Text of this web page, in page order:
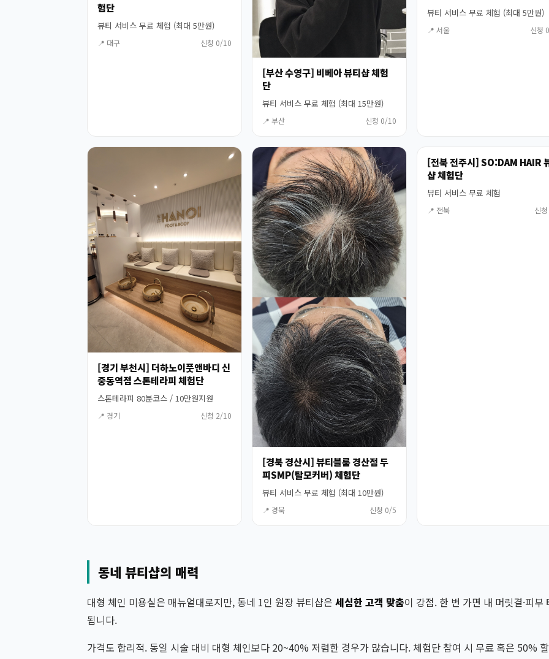
험단
뷰티 서비스 무료 체험 (최대 5만원)
📍 대구 신청 0/10
[부산 수영구] 비베아 뷰티샵 체험
단
뷰티 서비스 무료 체험 (최대 15만원)
📍 부산 신청 0/10
(대리체험가능) 체험단 모집
뷰티 서비스 무료 체험 (최대 5만원)
📍 서울 신청
[경기 부천시] 더하노이풋앤바디 신
중동역점 스톤테라피 체험단
스톤테라피 80분코스 / 10만원지원
📍 경기 신청 2/10
[경북 경산시] 뷰티블룸 경산점 두
피SMP(탈모커버) 체험단
뷰티 서비스 무료 체험 (최대 10만원)
📍 경북 신청 0/5
[전북 전주시] SO:DAM HAIR
샵 체험단
뷰티 서비스 무료 체험
📍 전북 신
동네 뷰티샵의 매력
대형 체인 미용실은 매뉴얼대로지만, 동네 1인 원장 뷰티샵은 세심한 고객 맞춤이 강점. 한 번 가면 내 머릿결·피
됩니다.
가격도 합리적. 동일 시술 대비 대형 체인보다 20~40% 저렴한 경우가 많습니다. 체험단 참여 시 무료 혹은 50%